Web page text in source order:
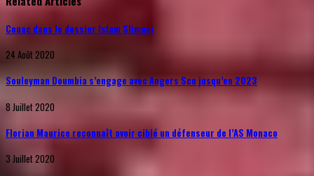
Couac dans le dossier Islam Slimani
24 Août 2020
Souleyman Doumbia s’engage avec Angers Sco jusqu’en 2023
8 Juillet 2020
Florian Maurice reconnaît avoir ciblé un défenseur de l’AS Monaco
3 Juillet 2020